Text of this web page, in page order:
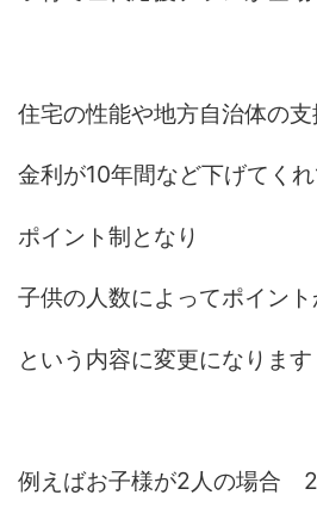
住宅の性能や地方自治体の
金利が10年間など下げてく
ポイント制となり
子供の人数によってポイント
という内容に変更になります
例えばお子様が2人の場合 2